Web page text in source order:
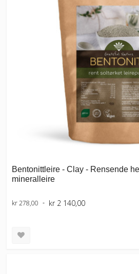
Bentonittleire - Clay - Rensende
mineralleire
kr 278,00 kr 2 140,00